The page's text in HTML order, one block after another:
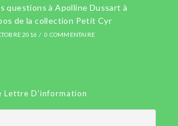
questions à Apolline Dussart à
de la collection Petit Cyr
2016 / 0 COMMENTAIRE
Lettre D’information